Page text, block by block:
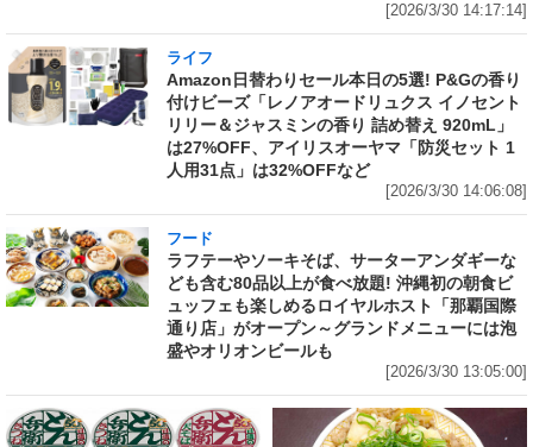
[2026/3/30 14:17:14]
ライフ
Amazon日替わりセール本日の5選! P&Gの香り
付けビーズ「レノアオードリュクス イノセント
リリー＆ジャスミンの香り 詰め替え 920mL」
は27%OFF、アイリスオーヤマ「防災セット 1
人用31点」は32%OFFなど
[2026/3/30 14:06:08]
フード
ラフテーやソーキそば、サーターアンダギーな
ども含む80品以上が食べ放題! 沖縄初の朝食ビ
ュッフェも楽しめるロイヤルホスト「那覇国際
通り店」がオープン～グランドメニューには泡
盛やオリオンビールも
[2026/3/30 13:05:00]